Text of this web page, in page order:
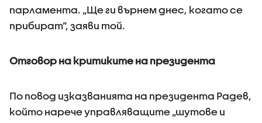
парламента. „Ще ги върнем днес, когато се
прибират“, заяви той.
Отговор на критиките на президента
По повод изказванията на президента Радев,
който нарече управляващите „шутове и